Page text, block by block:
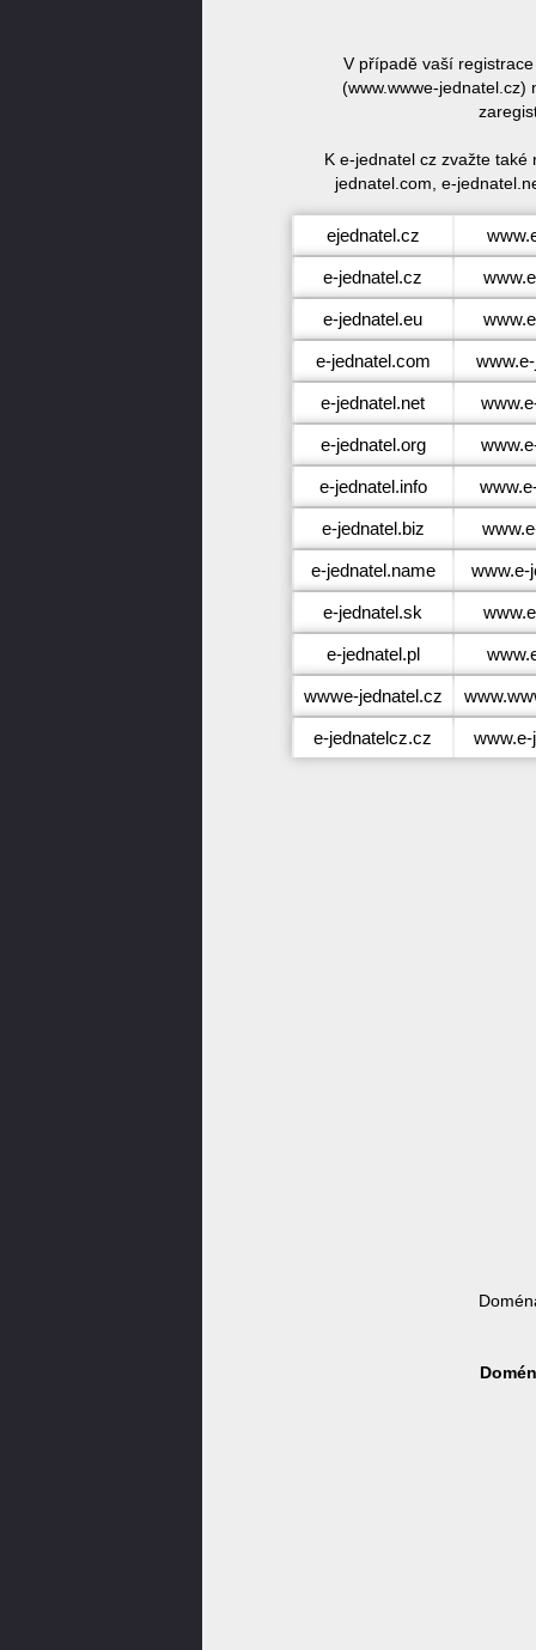
V případě vaší
(www.wwwe-jednatel.cz)
K e-jednatel cz zvažte
jednatel.com, e-
ejednatel.cz
e-jednatel.cz
e-jednatel.eu
e-jednatel.com
e-jednatel.net
e-jednatel.org
e-jednatel.info
e-jednatel.biz
e-jednatel.name www.e-
e-jednatel.sk
e-jednatel.pl
wwwe-jednatel.cz
e-jednatelcz.cz